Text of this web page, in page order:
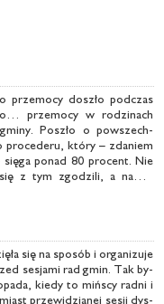
prze­mo­cy do­szło pod­czas
prze­mo­cy w ro­dzi­nach
Po­szło o po­wszech­
pro­ce­de­ru, któ­ry – zda­niem
się­ga po­nad 80 pro­cent. Nie
z tym zgo­dzi­li, a na­wet
się na spo­sób i or­ga­ni­zu­je
se­sja­mi rad gmin. Tak by­
kie­dy to miń­scy rad­ni i
prze­wi­dzia­nej se­sji dys­